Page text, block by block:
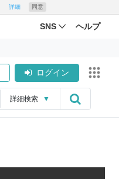
詳細 同意
SNS ヘルプ
ログイン
詳細検索 ▼